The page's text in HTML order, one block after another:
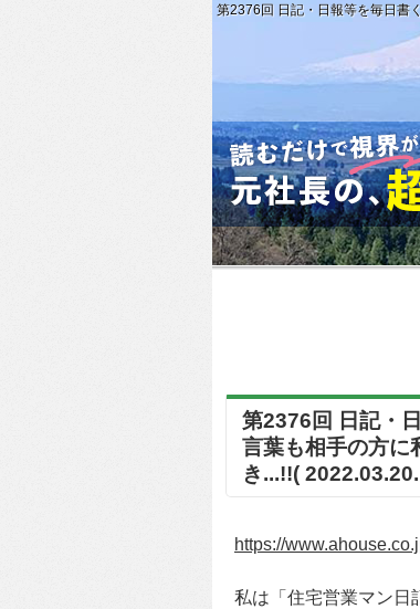
第2376回 日記・日報等を毎日書
第2376回 日記・
言葉も相手の方に
き...!!(
https://
私は「住宅営業マン日